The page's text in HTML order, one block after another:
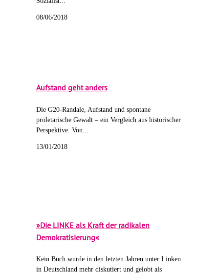
08/06/2018
Aufstand geht anders
Die G20-Randale, Aufstand und spontane
proletarische Gewalt – ein Vergleich aus historischer
Perspektive. Von...
13/01/2018
»Die LINKE als Kraft der radikalen
Demokratisierung«
Kein Buch wurde in den letzten Jahren unter Linken
in Deutschland mehr diskutiert und gelobt als